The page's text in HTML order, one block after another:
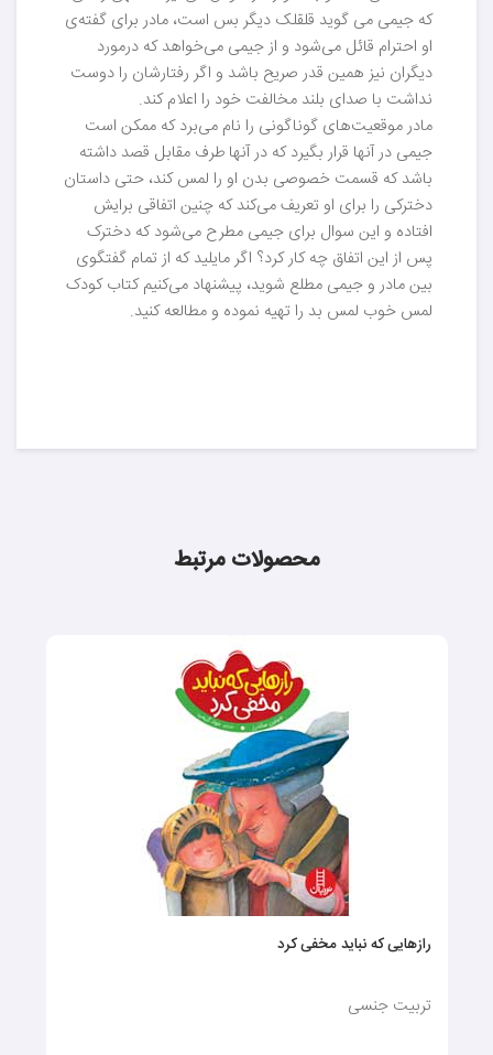
که جیمی می گوید قلقلک دیگر بس است، مادر برای گفته‌ی
او احترام قائل می‌شود و از جیمی می‌خواهد که درمورد
دیگران نیز همین قدر صریح باشد و اگر رفتارشان را دوست
نداشت با صدای بلند مخالفت خود را اعلام کند.
مادر موقعیت‌های گوناگونی را نام می‌برد که ممکن است
جیمی در آنها قرار بگیرد که در آنها طرف مقابل قصد داشته
باشد که قسمت خصوصی بدن او را لمس کند، حتی داستان
دخترکی را برای او تعریف می‌کند که چنین اتفاقی برایش
افتاده و این سوال برای جیمی مطرح می‌شود که دخترک
پس از این اتفاق چه کار کرد؟ اگر مایلید که از تمام گفتگوی
بین مادر و جیمی مطلع شوید، پیشنهاد می‌کنیم کتاب کودک
لمس خوب لمس بد را تهیه نموده و مطالعه کنید.
محصولات مرتبط
رازهایی که نباید مخفی کرد
تربیت جنسی